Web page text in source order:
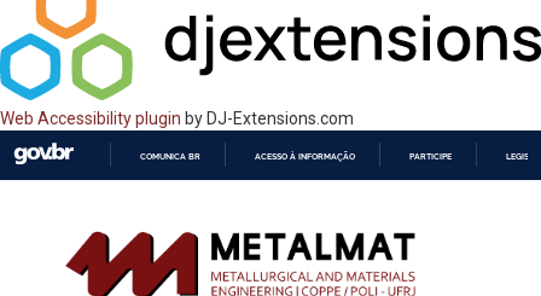
Web Accessibility plugin by DJ-Extensions.com
CONTEÚDO
COMUNICA BR ACESSO À INFORMAÇÃO PARTICIPE